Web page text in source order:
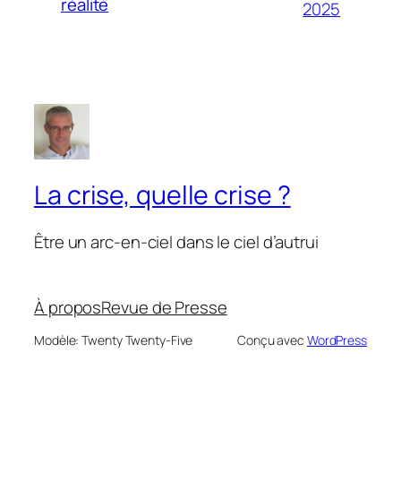
2025
La crise, quelle crise ?
Être un arc-en-ciel dans le ciel d’autrui
À proposRevue de Presse
Modèle: Twenty Twenty-Five Conçu avec WordPress